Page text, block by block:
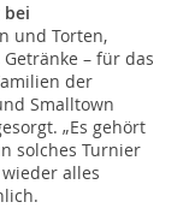
bei
und Torten,
– für das
der
Smalltown
„Es gehört
solches Turnier
alles